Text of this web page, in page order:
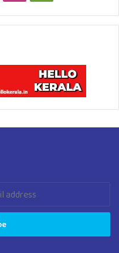
Play